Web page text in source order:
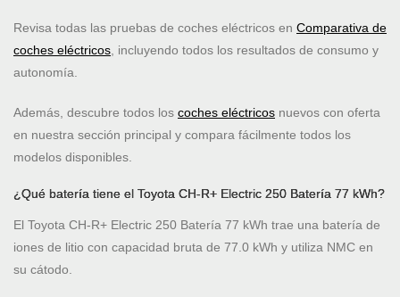
Revisa todas las pruebas de coches eléctricos en Comparativa de
coches eléctricos , incluyendo todos los resultados de consumo y
autonomía.
Además, descubre todos los coches eléctricos nuevos con oferta
en nuestra sección principal y compara fácilmente todos los
modelos disponibles.
¿Qué batería tiene el Toyota CH-R+ Electric 250 Batería 77 kWh?
El Toyota CH-R+ Electric 250 Batería 77 kWh trae una batería de
iones de litio con capacidad bruta de 77.0 kWh y utiliza NMC en
su cátodo.